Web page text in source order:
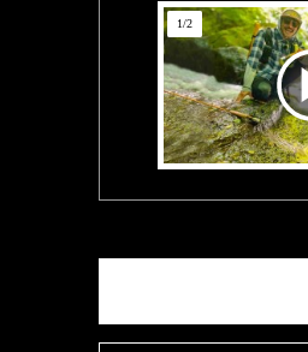
1/2